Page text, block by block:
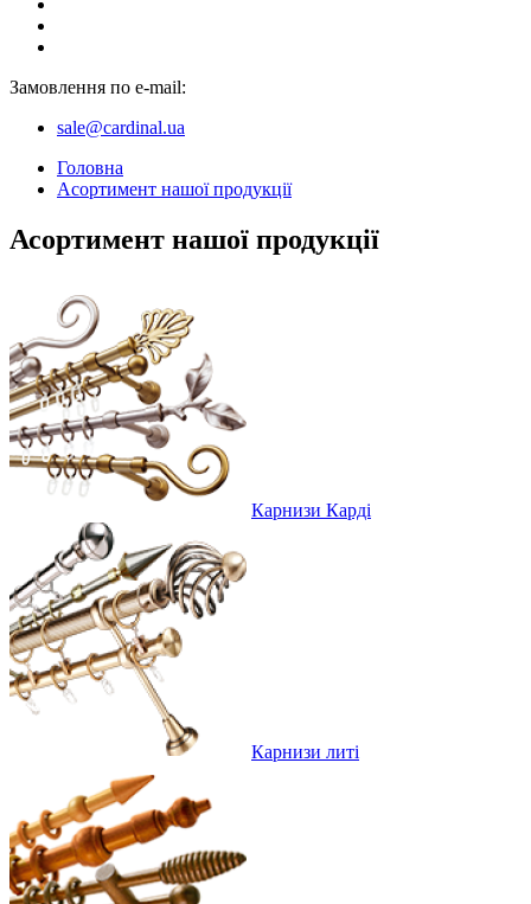
Замовлення по e-mail:
sale@cardinal.ua
Головна
Асортимент нашої продукції
Асортимент нашої продукції
Карнизи Карді
Карнизи литі